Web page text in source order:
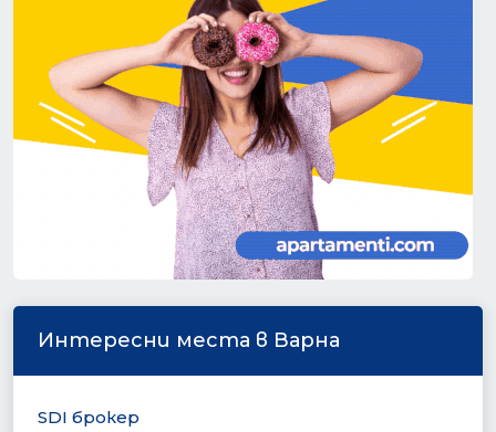
Интересни места в Варна
SDI брокер